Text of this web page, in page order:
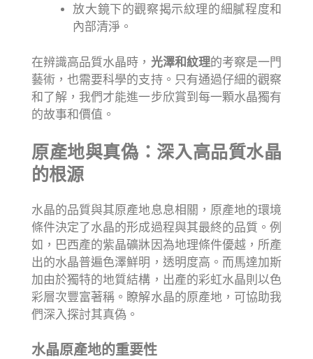
放大鏡下的觀察揭示紋理的細膩程度和
內部清淨。
在辨識高品質水晶時， 光澤和紋理的考察是一門
藝術，也需要科學的支持。只有通過仔細的觀察
和了解，我們才能進一步欣賞到每一顆水晶獨有
的故事和價值。
原產地與真偽：深入高品質水晶
的根源
水晶的品質與其原產地息息相關，原產地的環境
條件決定了水晶的形成過程與其最終的品質。例
如，巴西產的紫晶礦牀因為地理條件優越，所產
出的水晶普遍色澤鮮明，透明度高。而馬達加斯
加由於獨特的地質結構，出產的彩虹水晶則以色
彩層次豐富著稱。瞭解水晶的原產地，可協助我
們深入探討其真偽。
水晶原產地的重要性